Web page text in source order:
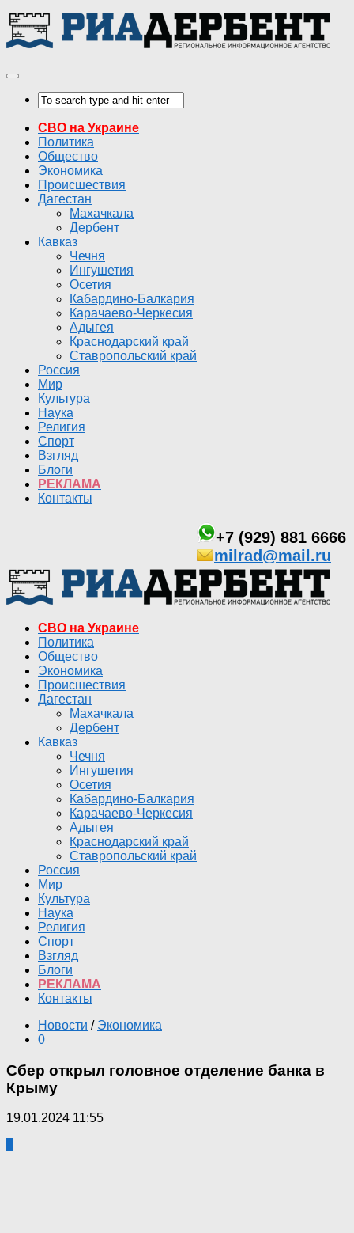
СВО на Украине
Политика
Общество
Экономика
Происшествия
Дагестан
Махачкала
Дербент
Кавказ
Чечня
Ингушетия
Осетия
Кабардино-Балкария
Карачаево-Черкесия
Адыгея
Краснодарский край
Ставропольский край
Россия
Мир
Культура
Наука
Религия
Спорт
Взгляд
Блоги
РЕКЛАМА
Контакты
+7 (929) 881 6666
milrad@mail.ru
СВО на Украине
Политика
Общество
Экономика
Происшествия
Дагестан
Махачкала
Дербент
Кавказ
Чечня
Ингушетия
Осетия
Кабардино-Балкария
Карачаево-Черкесия
Адыгея
Краснодарский край
Ставропольский край
Россия
Мир
Культура
Наука
Религия
Спорт
Взгляд
Блоги
РЕКЛАМА
Контакты
Новости / Экономика
0
Сбер открыл головное отделение банка в
Крыму
19.01.2024 11:55